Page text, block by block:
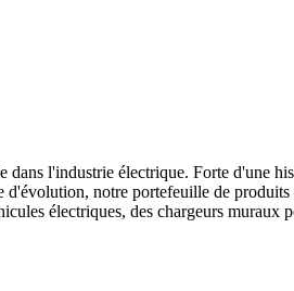
l'industrie électrique. Forte d'une
notre portefeuille de
électriques, des chargeurs